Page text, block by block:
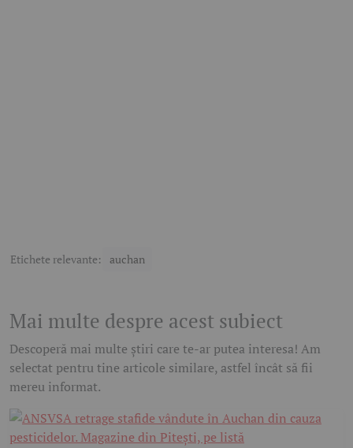
Etichete relevante: auchan
Mai multe despre acest subiect
Descoperă mai multe știri care te-ar putea interesa! Am
selectat pentru tine articole similare, astfel încât să fii
mereu informat.